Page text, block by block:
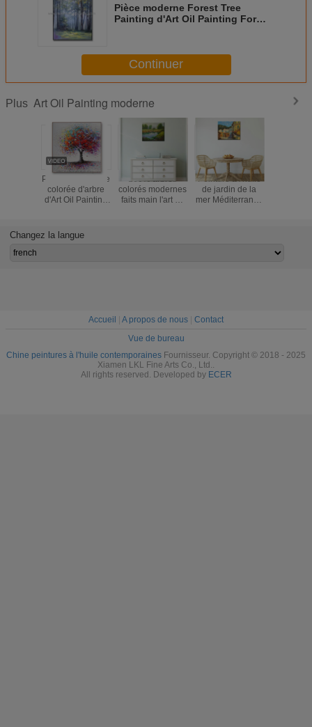
Pièce moderne Forest Tree
Painting d'Art Oil Painting For
Continuer
Plus Art Oil Painting moderne
Peinture moderne
colorée d'arbre
d'Art Oil Painting
salon 32" X 32"
100% arbres
colorés modernes
faits main l'art de
Peinture à l'huile
de jardin de la
mer Méditerranée
champ
Changez la langue
Accueil A propos de nous
Contact
Vue de bureau
Chine peintures à l'huile contemporaines Fournisseur. Copyright © 2018 - 2025
Xiamen LKL Fine Arts Co., Ltd..
All rights reserved. Developed by ECER